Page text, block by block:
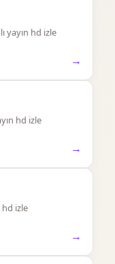
yayın hd izle
→
hd izle
→
hd izle
→